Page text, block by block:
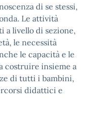
di se stessi,
Le attività
a livello di sezione,
le necessità
le capacità e le
costruire insieme a
di tutti i bambini,
didattici e